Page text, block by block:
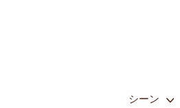
シーン